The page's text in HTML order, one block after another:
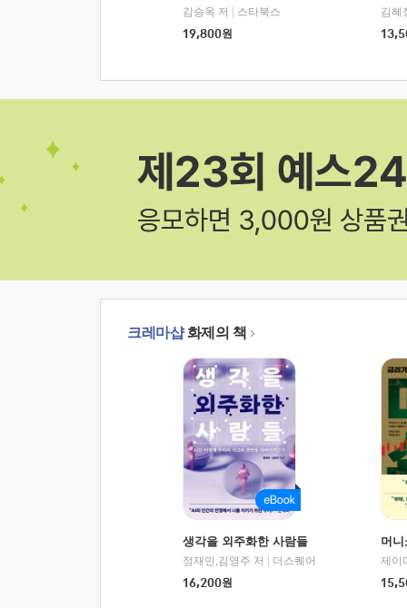
김승옥 저
스타북스
19,800원
김혜
크레마샵화제의 책
생각을 외주화한 사람들
정재민,김영주 저
더스퀘어
16,200원
머